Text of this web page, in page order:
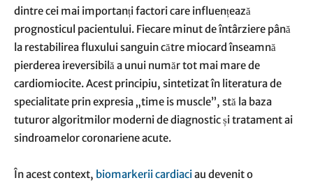
dintre cei mai importanți factori care influențează
prognosticul pacientului. Fiecare minut de întârziere până
la restabilirea fluxului sanguin către miocard înseamnă
pierderea ireversibilă a unui număr tot mai mare de
cardiomiocite. Acest principiu, sintetizat în literatura de
specialitate prin expresia „time is muscle”, stă la baza
tuturor algoritmilor moderni de diagnostic și tratament ai
sindroamelor coronariene acute.
În acest context, biomarkerii cardiaciau devenit o